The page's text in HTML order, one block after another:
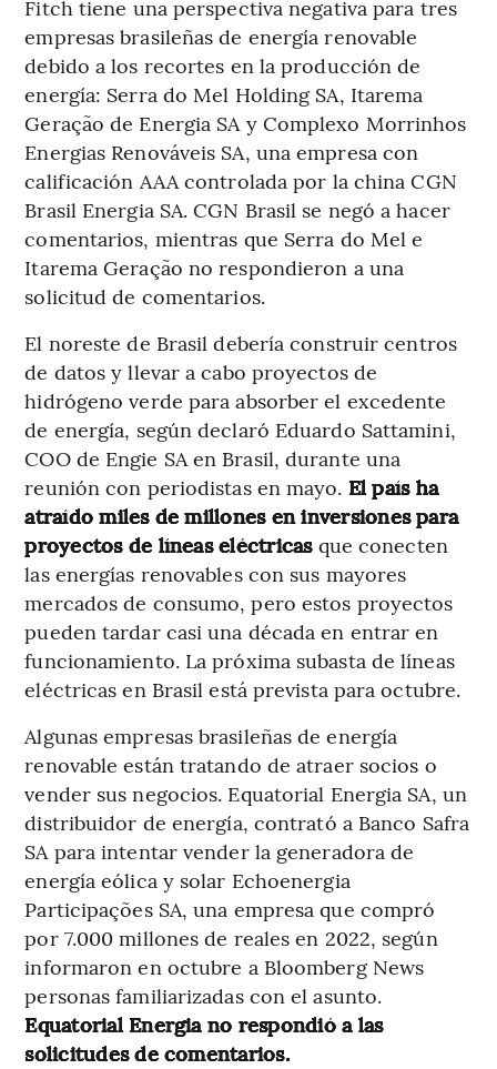
Fitch tiene una perspectiva negativa para tres
empresas brasileñas de energía renovable
debido a los recortes en la producción de
energía: Serra do Mel Holding SA, Itarema
Geração de Energia SA y Complexo Morrinhos
Energias Renováveis SA, una empresa con
calificación AAA controlada por la china CGN
Brasil Energia SA. CGN Brasil se negó a hacer
comentarios, mientras que Serra do Mel e
Itarema Geração no respondieron a una
solicitud de comentarios.
El noreste de Brasil debería construir centros
de datos y llevar a cabo proyectos de
hidrógeno verde para absorber el excedente
de energía, según declaró Eduardo Sattamini,
COO de Engie SA en Brasil, durante una
reunión con periodistas en mayo. El país ha
atraído miles de millones en inversiones para
proyectos de líneas eléctricasque conecten
las energías renovables con sus mayores
mercados de consumo, pero estos proyectos
pueden tardar casi una década en entrar en
funcionamiento. La próxima subasta de líneas
eléctricas en Brasil está prevista para octubre.
Algunas empresas brasileñas de energía
renovable están tratando de atraer socios o
vender sus negocios. Equatorial Energia SA, un
distribuidor de energía, contrató a Banco Safra
SA para intentar vender la generadora de
energía eólica y solar Echoenergia
Participações SA, una empresa que compró
por 7.000 millones de reales en 2022, según
informaron en octubre a Bloomberg News
personas familiarizadas con el asunto.
Equatorial Energia no respondió a las
solicitudes de comentarios.